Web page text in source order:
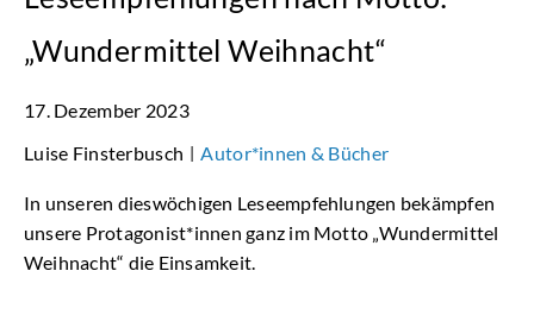
„Wundermittel Weihnacht“
17. Dezember 2023
Luise Finsterbusch | Autor*innen & Bücher
In unseren dieswöchigen Leseempfehlungen bekämpfen
unsere Protagonist*innen ganz im Motto „Wundermittel
Weihnacht“ die Einsamkeit.